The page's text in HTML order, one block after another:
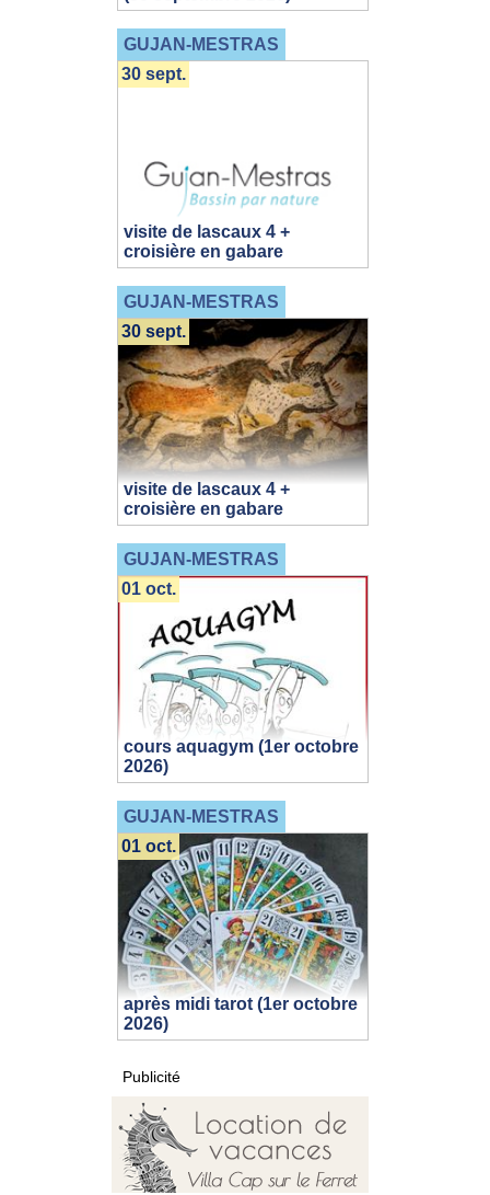
GUJAN-MESTRAS
visite de lascaux 4 +
croisière en gabare
30 sept.
GUJAN-MESTRAS
visite de lascaux 4 +
croisière en gabare
30 sept.
GUJAN-MESTRAS
cours aquagym (1er octobre
2026)
01 oct.
GUJAN-MESTRAS
après midi tarot (1er octobre
2026)
01 oct.
Publicité